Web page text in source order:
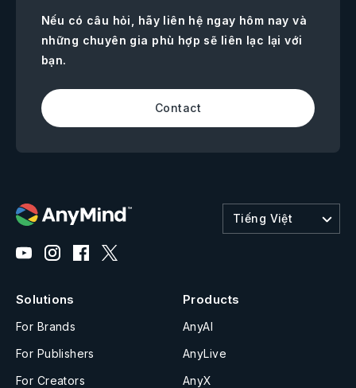
Nếu có câu hỏi, hãy liên hệ ngay hôm nay và
những chuyên gia phù hợp sẽ liên lạc lại với
bạn.
Contact
Tiếng Việt
Solutions
For Brands
For Publishers
For Creators
Products
AnyAI
AnyLive
AnyX